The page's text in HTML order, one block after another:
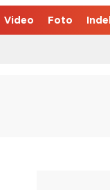
Video Foto